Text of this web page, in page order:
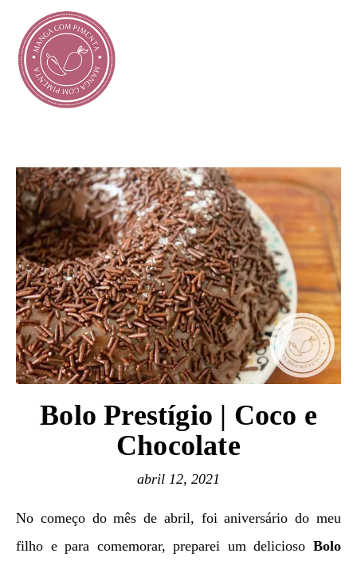
Bolo Prestígio | Coco e
Chocolate
abril 12, 2021
No começo do mês de abril, foi aniversário do meu
filho e para comemorar, preparei um delicioso Bolo